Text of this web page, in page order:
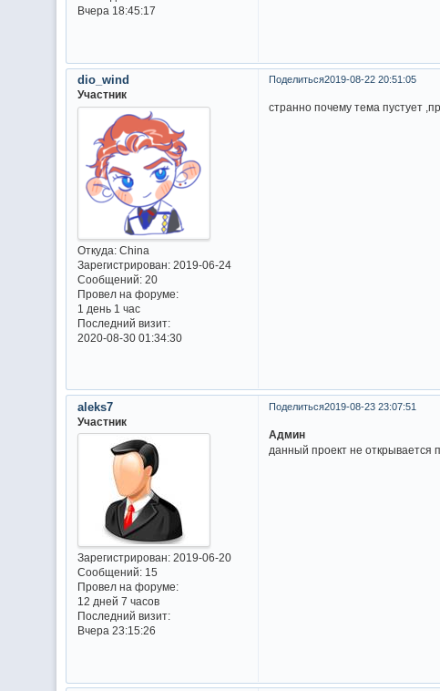
Вчера 18:45:17
Поделиться2019-08-22 20:51:05
dio_wind
Участник
Откуда:China
Зарегистрирован: 2019-06-24
Сообщений:20
Провел на форуме:
1 день 1 час
Последний визит:
2020-08-30 01:34:30
странно почему тема пустует
Поделиться2019-08-23 23:07:51
aleks7
Участник
Зарегистрирован: 2019-06-20
Сообщений:15
Провел на форуме:
12 дней 7 часов
Последний визит:
Вчера 23:15:26
Админ
данный проект не открывается